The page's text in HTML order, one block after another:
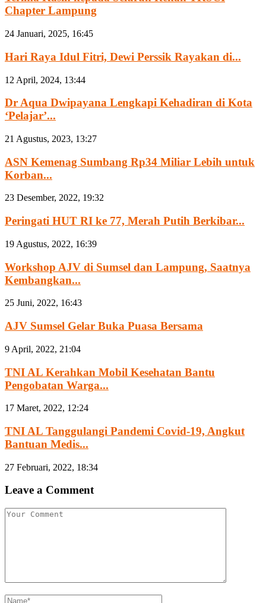
Chapter Lampung
24 Januari, 2025, 16:45
Hari Raya Idul Fitri, Dewi Perssik Rayakan di...
12 April, 2024, 13:44
Dr Aqua Dwipayana Lengkapi Kehadiran di Kota
‘Pelajar’...
21 Agustus, 2023, 13:27
ASN Kemenag Sumbang Rp34 Miliar Lebih untuk
Korban...
23 Desember, 2022, 19:32
Peringati HUT RI ke 77, Merah Putih Berkibar...
19 Agustus, 2022, 16:39
Workshop AJV di Sumsel dan Lampung, Saatnya
Kembangkan...
25 Juni, 2022, 16:43
AJV Sumsel Gelar Buka Puasa Bersama
9 April, 2022, 21:04
TNI AL Kerahkan Mobil Kesehatan Bantu
Pengobatan Warga...
17 Maret, 2022, 12:24
TNI AL Tanggulangi Pandemi Covid-19, Angkut
Bantuan Medis...
27 Februari, 2022, 18:34
Leave a Comment